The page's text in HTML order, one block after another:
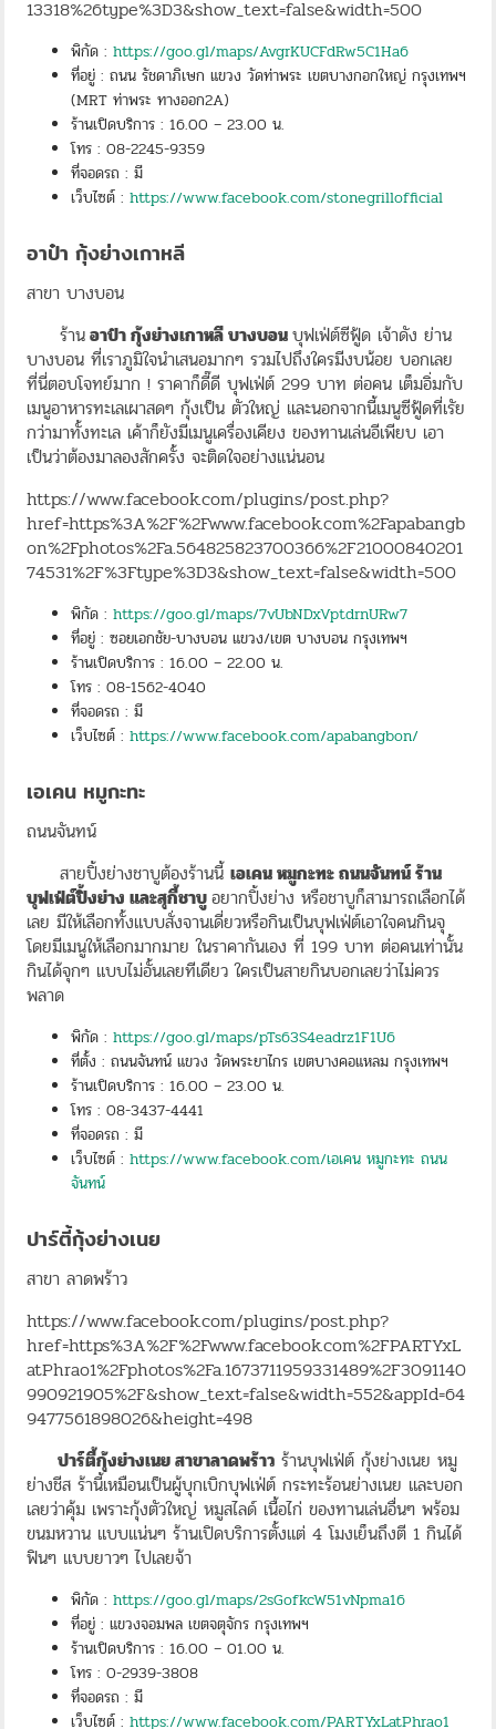
13318%26type%3D3&show_text=false&width=500
พิกัด :https://goo.gl/maps/AvgrKUCFdRw5C1Ha6
ที่อยู่ : ถนน รัชดาภิเษก แขวง วัดท่าพระ เขตบางกอกใหญ่ กรุงเทพฯ
(MRT ท่าพระ ทางออก2A)
ร้านเปิดบริการ : 16.00 – 23.00 น.
โทร : 08-2245-9359
ที่จอดรถ : มี
เว็บไซต์ :https://www.facebook.com/stonegrillofficial
อาป๋า กุ้งย่างเกาหลี
สาขา บางบอน
ร้านอาป๋า กุ้งย่างเกาหลี บางบอนบุฟเฟ่ต์ซีฟู้ด เจ้าดัง ย่าน
บางบอน ที่เราภูมิใจนำเสนอมากๆ รวมไปถึงใครมีงบน้อย บอกเลย
ที่นี่ตอบโจทย์มาก ! ราคาก็ดี๊ดี บุฟเฟ่ต์ 299 บาท ต่อคน เต็มอิ่มกับ
เมนูอาหารทะเลเผาสดๆ กุ้งเป็น ตัวใหญ่ และนอกจากนี้เมนูซีฟู้ดที่เรัย
กว่ามาทั้งทะเล เค้าก็ยังมีเมนูเครื่องเคียง ของทานเล่นอีเพียบ เอา
เป็นว่าต้องมาลองสักครั้ง จะติดใจอย่างแน่นอน
https://www.facebook.com/plugins/post.php?
href=https%3A%2F%2Fwww.facebook.com%2Fapabangb
on%2Fphotos%2Fa.564825823700366%2F21000840201
74531%2F%3Ftype%3D3&show_text=false&width=500
พิกัด :https://goo.gl/maps/7vUbNDxVptdrnURw7
ที่อยู่ : ซอยเอกชัย-บางบอน แขวง/เขต บางบอน กรุงเทพฯ
ร้านเปิดบริการ : 16.00 – 22.00 น.
โทร : 08-1562-4040
ที่จอดรถ : มี
เว็บไซต์ :https://www.facebook.com/apabangbon/
เอเคน หมูกะทะ
ถนนจันทน์
สายปิ้งย่างชาบูต้องร้านนี้เอเคน หมูกะทะ ถนนจันทน์ ร้าน
บุฟเฟ่ต์ปิ้งย่าง และสุกี้ชาบูอยากปิ้งย่าง หรือชาบูก็สามารถเลือกได้
เลย มีให้เลือกทั้งแบบสั่งจานเดี่ยวหรือกินเป็นบุฟเฟ่ต์เอาใจคนกินจุ
โดยมีเมนูให้เลือกมากมาย ในราคากันเอง ที่ 199 บาท ต่อคนเท่านั้น
กินได้จุกๆ แบบไม่อั้นเลยทีเดียว ใครเป็นสายกินบอกเลยว่าไม่ควร
พลาด
พิกัด :https://goo.gl/maps/pTs63S4eadrz1F1U6
ที่ตั้ง : ถนนจันทน์ แขวง วัดพระยาไกร เขตบางคอแหลม กรุงเทพฯ
ร้านเปิดบริการ : 16.00 – 23.00 น.
โทร : 08-3437-4441
ที่จอดรถ : มี
เว็บไซต์ :https://www.facebook.com/เอเคน หมูกะทะ ถนน
จันทน์
ปาร์ตี้กุ้งย่างเนย
สาขา ลาดพร้าว
https://www.facebook.com/plugins/post.php?
href=https%3A%2F%2Fwww.facebook.com%2FPARTYxL
atPhrao1%2Fphotos%2Fa.1673711959331489%2F3091140
990921905%2F&show_text=false&width=552&appId=64
9477561898026&height=498
ปาร์ตี้กุ้งย่างเนย สาขาลาดพร้าว ร้านบุฟเฟ่ต์ กุ้งย่างเนย หมู
ย่างชีส ร้านี้เหมือนเป็นผู้บุกเบิกบุฟเฟ่ต์ กระทะร้อนย่างเนย และบอก
เลยว่าคุ้ม เพราะกุ้งตัวใหญ่ หมูสไลด์ เนื้อไก่ ของทานเล่นอื่นๆ พร้อม
ขนมหวาน แบบแน่นๆ ร้านเปิดบริการตั้งแต่ 4 โมงเย็นถึงตี 1 กินได้
ฟินๆ แบบยาวๆ ไปเลยจ้า
พิกัด :https://goo.gl/maps/2sGofkcW51vNpma16
ที่อยู่ : แขวงจอมพล เขตจตุจักร กรุงเทพฯ
ร้านเปิดบริการ : 16.00 – 01.00 น.
โทร : 0-2939-3808
ที่จอดรถ : มี
เว็บไซต์ :https://www.facebook.com/PARTYxLatPhrao1